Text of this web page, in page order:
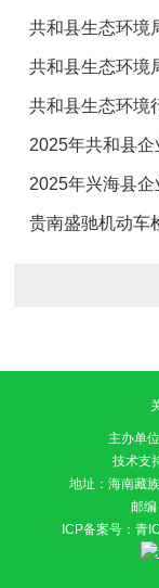
普法约谈会
执法检查
共和县生态环境
查名单
共和县生态环境
【2026】1号）
共和县生态环境
号）
2025年共和县
2025年兴海县
贵南盛驰机动车
主办单位
技术支
地址：海南藏
邮
ICP备案号： 青